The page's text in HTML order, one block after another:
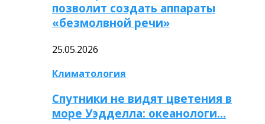
позволит создать аппараты
«безмолвной речи»
25.05.2026
Климатология
Спутники не видят цветения в
море Уэдделла: океанологи…